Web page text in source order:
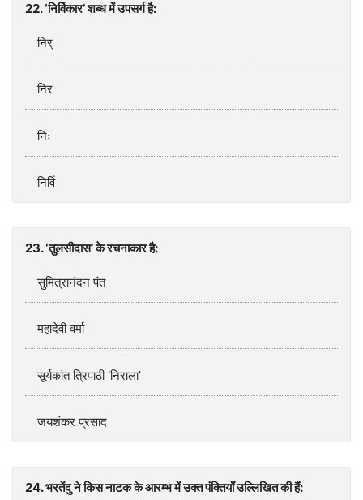
22. ‘निर्विकार’ शब्ध में उपसर्ग है:
निर्‌
निर
निः
निर्वि
23. ‘तुलसीदास’ के रचनाकार है:
सुमित्रानंदन पंत
महादेवी वर्मा
सूर्यकांत त्रिपाठी ‘निराला’
जयशंकर प्रसाद
24. भरतेंदु ने किस नाटक के आरम्भ में उक्त पंक्तियाँ उल्लिखित की हैं: